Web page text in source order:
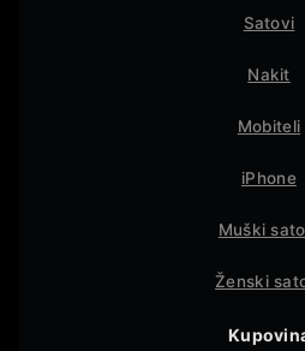
Satovi
Nakit
Mobiteli
iPhone
Muški
Ženski